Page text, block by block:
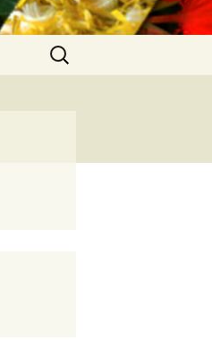
Zoeken
naar: